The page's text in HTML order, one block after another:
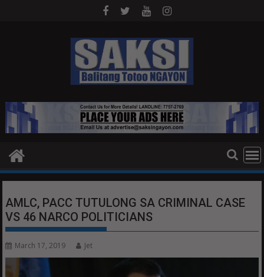
AMLC, PACC TUTULONG SA CRIMINAL CASE
VS 46 NARCO POLITICIANS
March 17, 2019 Jet